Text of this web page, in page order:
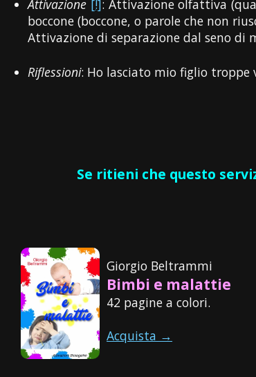
Attivazione [!]: Attivazione olfattiva
boccone (boccone, o parole che non
Attivazione di separazione dal seno di
Riflessioni: Ho lasciato mio figlio troppe
Se ritieni che questo
Giorgio Beltrammi
Bimbi e malattie
42 pagine a colori.
Acquista →